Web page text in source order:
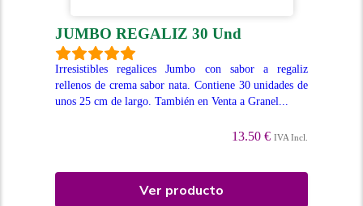
JUMBO REGALIZ 30 Und
Irresistibles regalices Jumbo con sabor a regaliz
rellenos de crema sabor nata. Contiene 30 unidades de
unos 25 cm de largo. También en Venta a Granel...
13.50 € IVA Incl.
Ver producto